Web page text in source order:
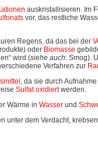
auskristallisieren. Im
vor, das restliche
Regens, da das bei der
oder Biomasse
wird (siehe auch: Smog).
Verfahren zur
, da sie durch
Sulfat oxidiertwerden.
Wärme in Wasser und
unter dem Verdacht,